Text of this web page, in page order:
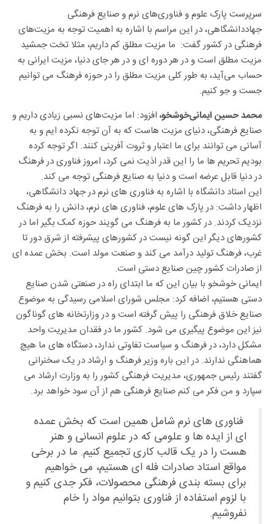
سرپرست پارک علوم و فناوری‌های نرم و صنایع فرهنگی
جهاددانشگاهی، در این مراسم با اشاره به اهمیت توجه به مزیت‌های
فرهنگی در کشور گفت: ما مزیت مطلق کم داریم، مثلا تخت جمشید
مزیت مطلق است و در هر دوره ای و در هر جای دنیا، مزیت ایرانی به
حساب می‌آید، به طور کلی مزیت مطلق را در حوزه فرهنگ می توانیم
جست و جو کنیم.
محمد حسین ایمانی‌خوشخو، افزود: اما مزیت‌های نسبی زیادی داریم و
صنایع فرهنگی، دنیای مزیت هاست که به آن توجه نکرده ایم و به
آسانی می توانند برای ما اعتبار و ثروت آفرینی کنند. اگر توجه کرده
بودیم تحریم ها ما را این قدر اذیت نمی کرد، امروز فناوری در فرهنگ
در دنیا قابل عرضه است و دنیا به صنایع فرهنگی توجه می کند.
این استاد دانشگاه با اشاره به فناوری های نرم در جهاد دانشگاهی،
اظهار داشت: در پارک های علوم، فناوری های نرم، دانش را به فرهنگ
نزدیک کردند. در کشور ما به فرهنگ می گویند حوزه کمک بگیر اما در
کشورهای دیگر این گونه نیست در کشورهای پیشرفته از شرق دور تا
غرب، فرهنگ تولید درآمد می کند و صنعت مولد است. بخش عمده ای
از صادرات کشور چین صنایع دستی است.
ایمانی خوشخو با بیان این که ما ابتدای راه در صنعتی شدن صنایع
دستی هستیم، اضافه کرد: مجلس شورای اسلامی رسیدگی به موضوع
صنایع خلاق فرهنگی را پیش گرفته است و در وزارتخانه های گوناگون
نیز این موضوع پیگیری می شود. کشور ما در فقدان مدیریت واحد
مشکل دارد، در فرهنگ و سیاست تفاوتی ندارد، دستگاه های ما هیچ
هماهنگی ندارند. در این باره وزیر فرهنگ و ارشاد در یک سخنرانی
گفتند رئیس جمهوری، مدیریت فرهنگی کشور را به وزارت ارشاد می
سپارد و من فکر می کنم صنایع فرهنگی هم از آن سود خواهد برد.
فناوری های نرم شامل همین است که بخش عمده
ای از ایده ها و علومی که در علوم انسانی و هنر
هست را در یک قالب کاری تجمیع کنیم. ما در برخی
مواقع استاد صادرات فله ای هستیم، می خواهیم
برای بسته بندی فرهنگی محصولات، فکر جدی کنیم و
با لزوم استفاده از فناوری بتوانیم مواد را خام
نفروشیم.